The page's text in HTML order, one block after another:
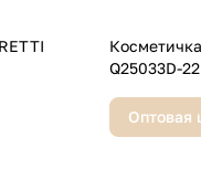
Косметичка,
Q25033D-22
Оптовая